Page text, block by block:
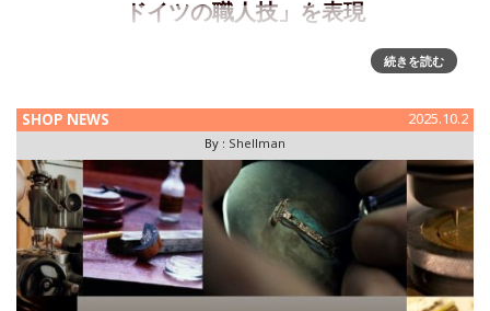
ドイツの職人技」を表現
ダイヤルにアジュラージュ装飾を用いた新しい「ベヌー パワ
ーリザーブ」の発表モリッツ・グロスマンはアジュラージュ
表します。最上級の機構と時代を超えたデザインを実現する
ことは時計職人
続きを読む
SHOP NEWS 2025.10.2
By : Shellman